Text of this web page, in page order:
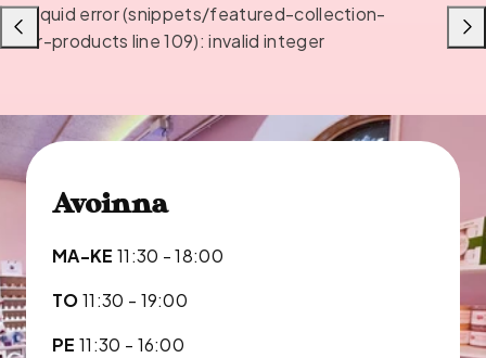
Liquid error (snippets/featured-collection-
or-products line 109): invalid integer
Liu'uta
vasemmalle
Avoinna
MA-KE 11:30 - 18:00
TO11:30 - 19:00
PE 11:30 - 16:00